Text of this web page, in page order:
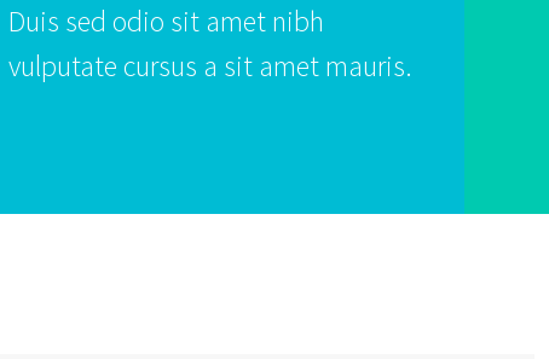
Duis sed odio sit amet nibh
vulputate cursus a sit amet mauris.